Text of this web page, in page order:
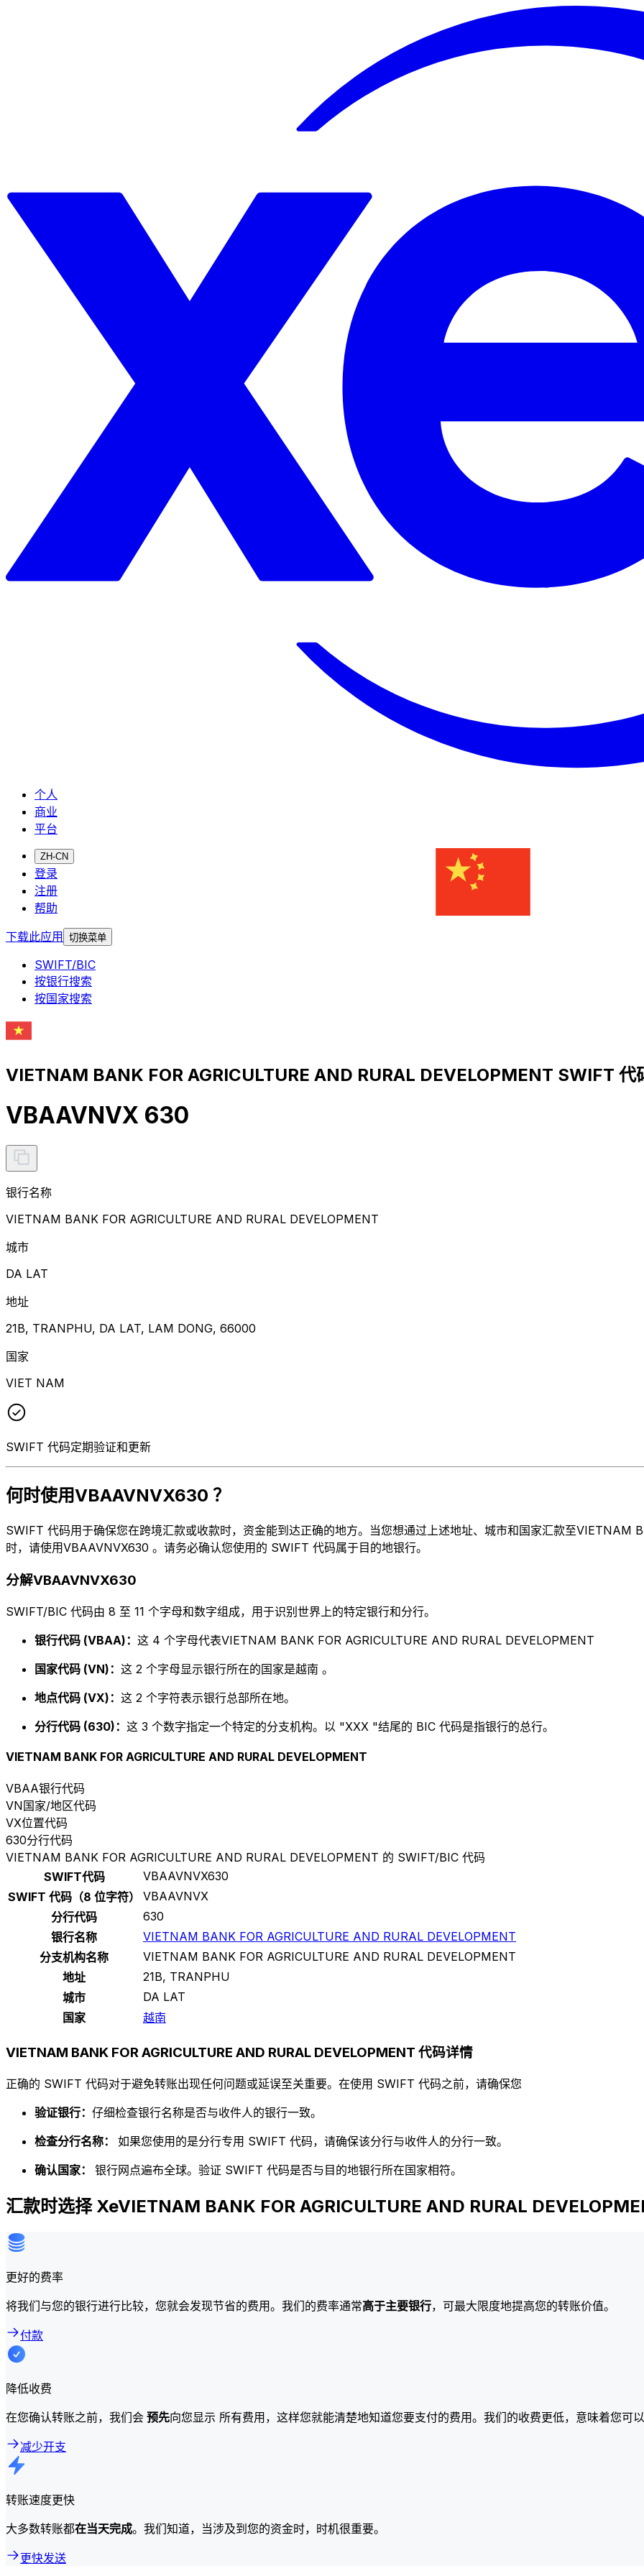
个人
商业
平台
ZH-CN
登录
注册
帮助
下载此应用 切换菜单
SWIFT/BIC
按银行搜索
按国家搜索
VIETNAM BANK FOR AGRICULTURE AND RURAL DEVELOPMENT SWIFT 代
VBAAVNVX 630
银行名称
VIETNAM BANK FOR AGRICULTURE AND RURAL DEVELOPMENT
城市
DA LAT
地址
21B, TRANPHU, DA LAT, LAM DONG, 66000
国家
VIET NAM
SWIFT 代码定期验证和更新
何时使用VBAAVNVX630 ？
SWIFT 代码用于确保您在跨境汇款或收款时，资金能到达正确的地方。当您想通过上述地址、城市和国家汇款至
时，请使用VBAAVNVX630 。请务必确认您使用的 SWIFT 代码属于目的地银行。
分解VBAAVNVX630
SWIFT/BIC 代码由 8 至 11 个字母和数字组成，用于识别世界上的特定银行和分行。
银行代码 (VBAA)： 这 4 个字母代表VIETNAM BANK FOR AGRICULTURE AND RURAL DEVELOPMENT
国家代码 (VN)： 这 2 个字母显示银行所在的国家是越南 。
地点代码 (VX)： 这 2 个字符表示银行总部所在地。
分行代码 (630)： 这 3 个数字指定一个特定的分支机构。以 "XXX "结尾的 BIC 代码是指银行的总行。
VIETNAM BANK FOR AGRICULTURE AND RURAL DEVELOPMENT
VBAA银行代码
VN国家/地区代码
VX位置代码
630分行代码
VIETNAM BANK FOR AGRICULTURE AND RURAL DEVELOPMENT 的 SWIFT/BIC 代码
SWIFT代码
VBAAVNVX630
SWIFT 代码（8 位字符）
VBAAVNVX
分行代码
630
银行名称
VIETNAM BANK FOR AGRICULTURE AND RURAL DEVELOPMENT
分支机构名称
VIETNAM BANK FOR AGRICULTURE AND RURAL DEVELOPMENT
地址
21B, TRANPHU
城市
DA LAT
国家
越南
VIETNAM BANK FOR AGRICULTURE AND RURAL DEVELOPMENT 代码详情
正确的 SWIFT 代码对于避免转账出现任何问题或延误至关重要。在使用 SWIFT 代码之前，请确保您
验证银行： 仔细检查银行名称是否与收件人的银行一致。
检查分行名称： 如果您使用的是分行专用 SWIFT 代码，请确保该分行与收件人的分行一致。
确认国家： 银行网点遍布全球。验证 SWIFT 代码是否与目的地银行所在国家相符。
汇款时选择 XeVIETNAM BANK FOR AGRICULTURE AND RURAL
更好的费率
将我们与您的银行进行比较，您就会发现节省的费用。我们的费率通常高于主要银行，可最大限度地提高您的转账价值。
付款
降低收费
在您确认转账之前，我们会 预先向您显示 所有费用，这样您就能清楚地知道您要支付的费用。我们的收费更低，意味着您可
减少开支
转账速度更快
大多数转账都在当天完成。我们知道，当涉及到您的资金时，时机很重要。
更快发送